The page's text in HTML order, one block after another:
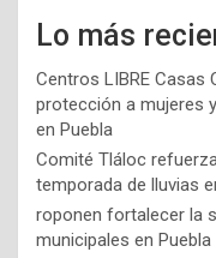
Lo más
Centros LIBRE Casas
protección a mujeres
en Puebla
Comité Tláloc
temporada de lluvias
roponen fortalecer la
municipales en Puebla